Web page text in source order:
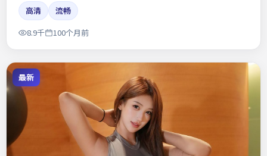
高清
流畅
8.9千
100个月前
最新